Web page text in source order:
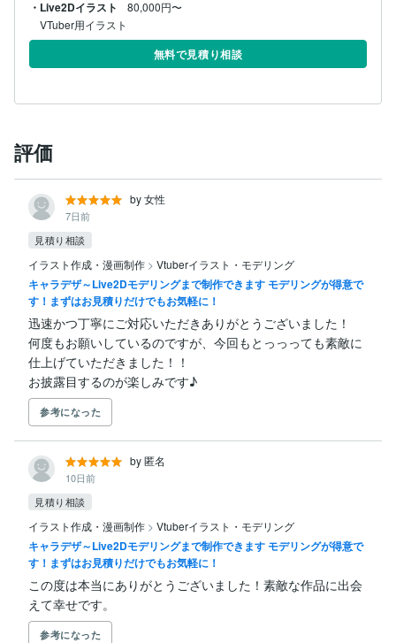
・Live2Dイラスト
80,000円〜
VTuber用イラスト
無料で見積り相談
評価
by 女性
7日前
見積り相談
イラスト作成・漫画制作 > Vtuberイラスト・モデリング
キャラデザ～Live2Dモデリングまで制作できます モデリングが得意で
す！まずはお見積りだけでもお気軽に！
迅速かつ丁寧にご対応いただきありがとうございました！
何度もお願いしているのですが、今回もとっっっても素敵に
仕上げていただきました！！
お披露目するのが楽しみです♪
参考になった
by 匿名
10日前
見積り相談
イラスト作成・漫画制作 > Vtuberイラスト・モデリング
キャラデザ～Live2Dモデリングまで制作できます モデリングが得意で
す！まずはお見積りだけでもお気軽に！
この度は本当にありがとうございました！素敵な作品に出会
えて幸せです。
参考になった